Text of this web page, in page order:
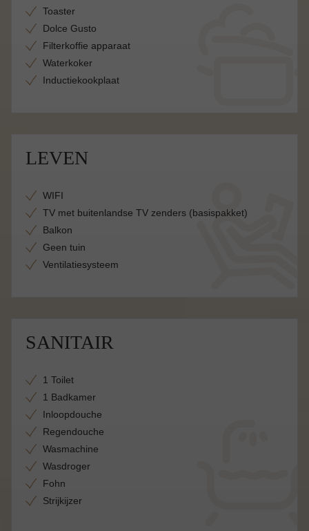
Toaster
Dolce Gusto
Filterkoffie apparaat
Waterkoker
Inductiekookplaat
LEVEN
WIFI
TV met buitenlandse TV zenders (basispakket)
Balkon
Geen tuin
Ventilatiesysteem
SANITAIR
1 Toilet
1 Badkamer
Inloopdouche
Regendouche
Wasmachine
Wasdroger
Fohn
Strijkijzer